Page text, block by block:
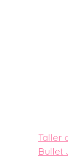
Taller
Bullet